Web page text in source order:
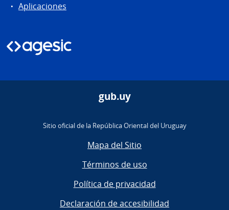
Aplicaciones
gub.uy
Sitio oficial de la República Oriental del Uruguay
Mapa del Sitio
Términos de uso
Política de privacidad
Declaración de accesibilidad